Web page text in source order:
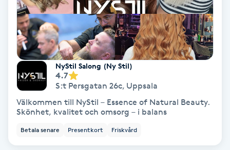
Ortobionomi
Ortopedi
Osteopati
Paraffinbehandling
Pedikyr
NyStil Salong (Ny Stil)
4.7
S:t Persgatan 26c, Uppsala
Välkommen till NyStil – Essence of Natural Beauty.
Skönhet, kvalitet och omsorg – i balans
Betala senare Presentkort Friskvård